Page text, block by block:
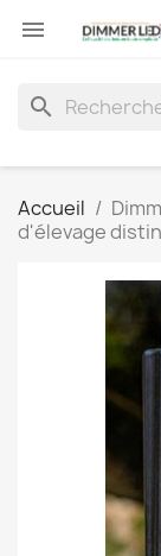

search
Accueil
d'élevage